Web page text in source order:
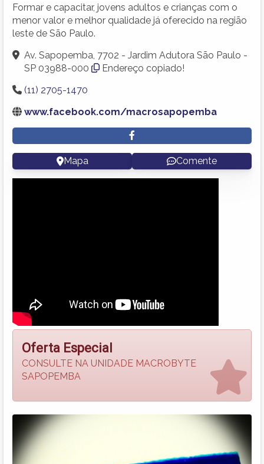
Formar e capacitar, jovens adultos e crianças com o
menor valor e melhor qualidade já oferecido na região
leste de São Paulo.
Av. Sapopemba, 7702 - Jardim Adutora São Paulo -
SP 03988-000
Endereço copiado!
(11) 2705-1470
www.facebook.com/macrosapopemba
Mapa Comente
Oferta Especial
CONSULTE NA UNIDADE MACROBYTE
SAPOPEMBA